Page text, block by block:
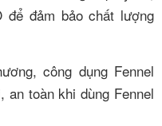
để đảm bảo chất lượng
công dụng Fennel
an toàn khi dùng Fennel